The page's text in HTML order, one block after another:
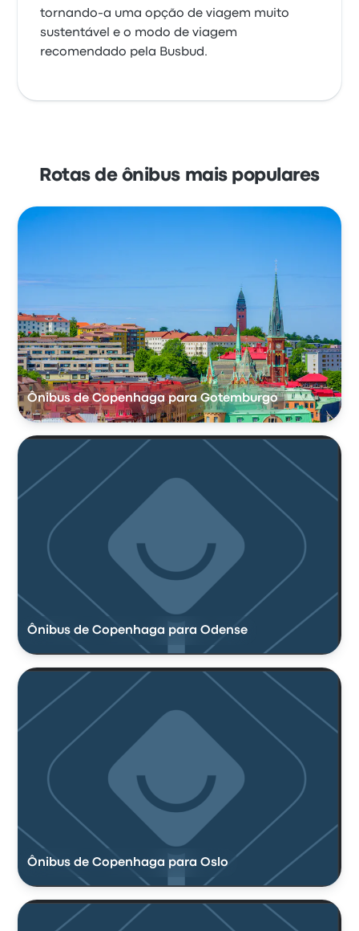
tornando-a uma opção de viagem muito
sustentável e o modo de viagem
recomendado pela Busbud.
Rotas de ônibus mais populares
Ônibus de Copenhaga para Gotemburgo
Ônibus de Copenhaga para Odense
Ônibus de Copenhaga para Oslo